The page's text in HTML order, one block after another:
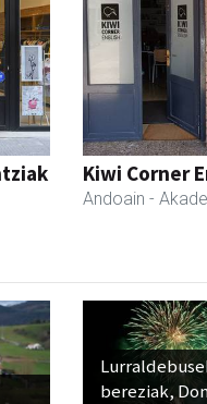
Kiwi Corner
Andoain -
bereziak,